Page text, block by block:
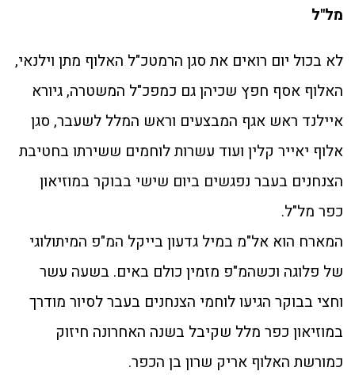
מל"ל
לא בכול יום רואים את סגן הרמטכ"ל האלוף מתן וילנאי,
האלוף אסף חפץ שכיהן גם כמפכ"ל המשטרה, גיורא
איילנד ראש אגף המבצעים וראש המלל לשעבר, סגן
אלוף יאייר קלין ועוד עשרות לוחמים ששירתו בחטיבת
הצנחנים בעבר נפגשים ביום שישי בבוקר במוזיאון
כפר מל"ל.
המארח הוא אל"מ במיל גדעון בייקל המ"פ המיתולוגי
של פלוגה וכשהמ"פ מזמין כולם באים. בשעה עשר
וחצי בבוקר הגיעו לוחמי הצנחנים בעבר לסיור מודרך
במוזיאון כפר מלל שקיבל בשנה האחרונה חיזוק
כמורשת האלוף אריק שרון בן הכפר.